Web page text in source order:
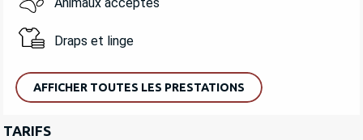
Draps et linge
AFFICHER TOUTES LES PRESTATIONS
TARIFS